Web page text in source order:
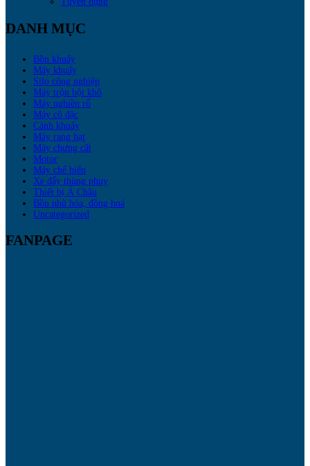
DANH MỤC
Bồn khuấy
Máy khuấy
Silo công nghiệp
Máy trộn bột khô
Máy nghiền rổ
Máy cô đặc
Cánh khuấy
Máy rang hạt
Máy chưng cất
Motor
Máy chế biến
Xe đẩy thùng phuy
Thiết bị Á Châu
Bồn nhũ hóa, đồng hoá
Uncategorized
FANPAGE